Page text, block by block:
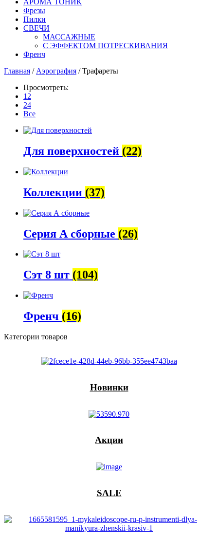
АРОМА ТОНИК
Фрезы
Пилки
СВЕЧИ
МАССАЖНЫЕ
С ЭФФЕКТОМ ПОТРЕСКИВАНИЯ
Френч
Главная / Аэрография / Трафареты
Просмотреть:
12
24
Все
Для поверхностей (22)
Коллекции (37)
Серия А сборные (26)
Сэт 8 шт (104)
Френч (16)
Категории товаров
Новинки
Акции
SALE